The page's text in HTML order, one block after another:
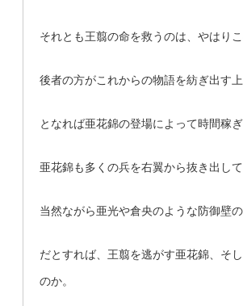
それとも王翦の命を救うのは、やはり
後者の方がこれからの物語を紡ぎ出す
となれば亜花錦の登場によって時間稼
亜花錦も多くの兵を右翼から抜き出し
当然ながら亜光や倉央のような防御壁
だとすれば、王翦を逃がす亜花錦、そ
のか。